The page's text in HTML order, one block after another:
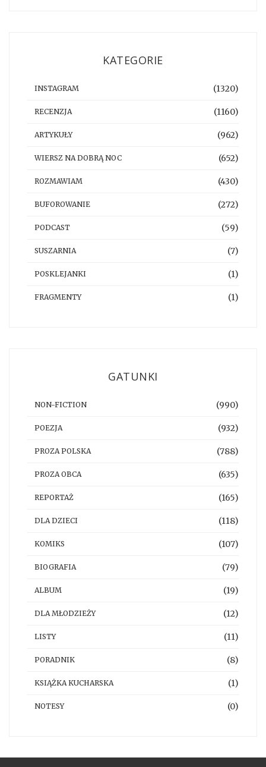
KATEGORIE
INSTAGRAM (1320)
RECENZJA (1160)
ARTYKUŁY (962)
WIERSZ NA DOBRĄ NOC (652)
ROZMAWIAM (430)
BUFOROWANIE (272)
PODCAST (59)
SUSZARNIA (7)
POSKLEJANKI (1)
FRAGMENTY (1)
GATUNKI
NON-FICTION (990)
POEZJA (932)
PROZA POLSKA (788)
PROZA OBCA (635)
REPORTAŻ (165)
DLA DZIECI (118)
KOMIKS (107)
BIOGRAFIA (79)
ALBUM (19)
DLA MŁODZIEŻY (12)
LISTY (11)
PORADNIK (8)
KSIĄŻKA KUCHARSKA (1)
NOTESY (0)